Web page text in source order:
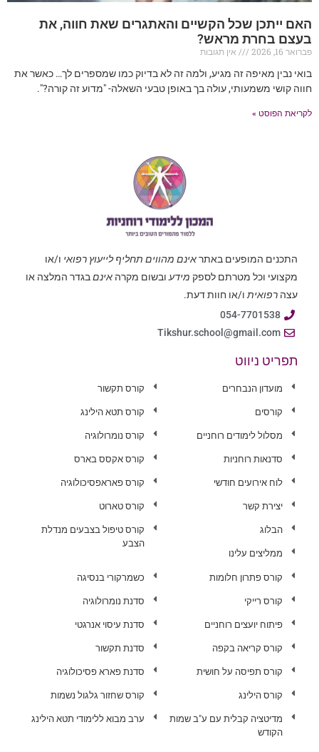
האם ייתכן שכל הקשיים והאתגרים שאת חווה, את
בעצם בחרת מראש?
פברואר 16, 2026
אין תגובות
בואי נבין מאיפה זה מגיע, ולמה זה לא בדיוק כמו שמספרים לך… כאשר את
חווה קושי משמעותי, עולה בך באופן טבעי השאלה- "מדוע זה קורה?".
לקריאת הפוסט »
התכנים המופעים באתראינם מהווים תחליף לייעוץ רפואי ו/או
מקצועי וכל מטרתם לספק מידע ובשום מקרה אינםבגדר המלצה או
עצה רפואית ו/או חוות דעת.
054-7701538
Tikshur.school@gmail.com
תפריט ניווט
מועדון הנבחרים
קורסים
מסלול לימודים רוחניים
סדנאות רוחניות
לוח אירועים חודשי
יצירת קשר
הבלוג
ממליצים עלינו
קורס תקשור
קורס תטא הילינג
קורס נומרולוגיה
קורס אקסס בארס
קורס פאראפסיכולוגיה
קורס טארוט
קורס טיפול בצבעים מנדלת
הצבע
קורס פתרון חלומות
קורס רייקי
פיתוח יועצים רוחניים
קורס קריאה בקפה
קורס תפיסה על חושית
קורס הילינג
מדיטציה קבלית עם ע"ב שמות
הקודש
כשמרקורי בנסיגה
סדנת נומרולוגיה
סדנת עיסוי אנרגטי
סדנת תקשור
סדנת פארא פסיכולוגיה
קורס שחזור גלגול נשמות
ערב מבוא ללימודי תטא הילינג